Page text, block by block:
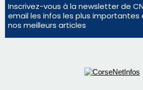
Régie publicitaire
Mentions légales
Nous contacter